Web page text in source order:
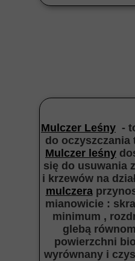
Mulczer Leśny -
do oczyszczania
Mulczer leśny
się do usuwania
i krzewów na
mulczera
mianowicie :
minimum ,
glebą
powierzchni
wyrównany i